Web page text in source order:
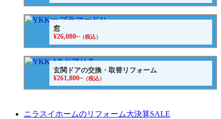
窓
¥26,080~（税込）
玄関ドアの交換・取替リフォーム
¥261,800~（税込）
ニラスイホームのリフォーム大決算SALE